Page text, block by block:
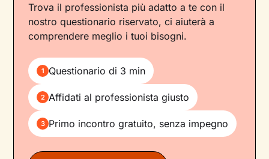
Trova il professionista più adatto a te con il
nostro questionario riservato, ci aiuterà a
comprendere meglio i tuoi bisogni.
1 Questionario di 3 min
2 Affidati al professionista giusto
3 Primo incontro gratuito, senza impegno